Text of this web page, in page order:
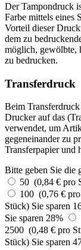
Der Tampondruck
Farbe mittels eines
Vorteil dieser
dem zu
möglich, gewölbte,
zu bedrucken.
Transferdruck
Beim
Drucker auf das
verwendet, um
gegeneinander zu
Transferpapier und
Bitte geben Sie die
50 (0,84 € pro
100 (0,76 €
Stück) Sie sparen
Sie sparen 28%
2500 (0,48 € pro
Stück) Sie sparen